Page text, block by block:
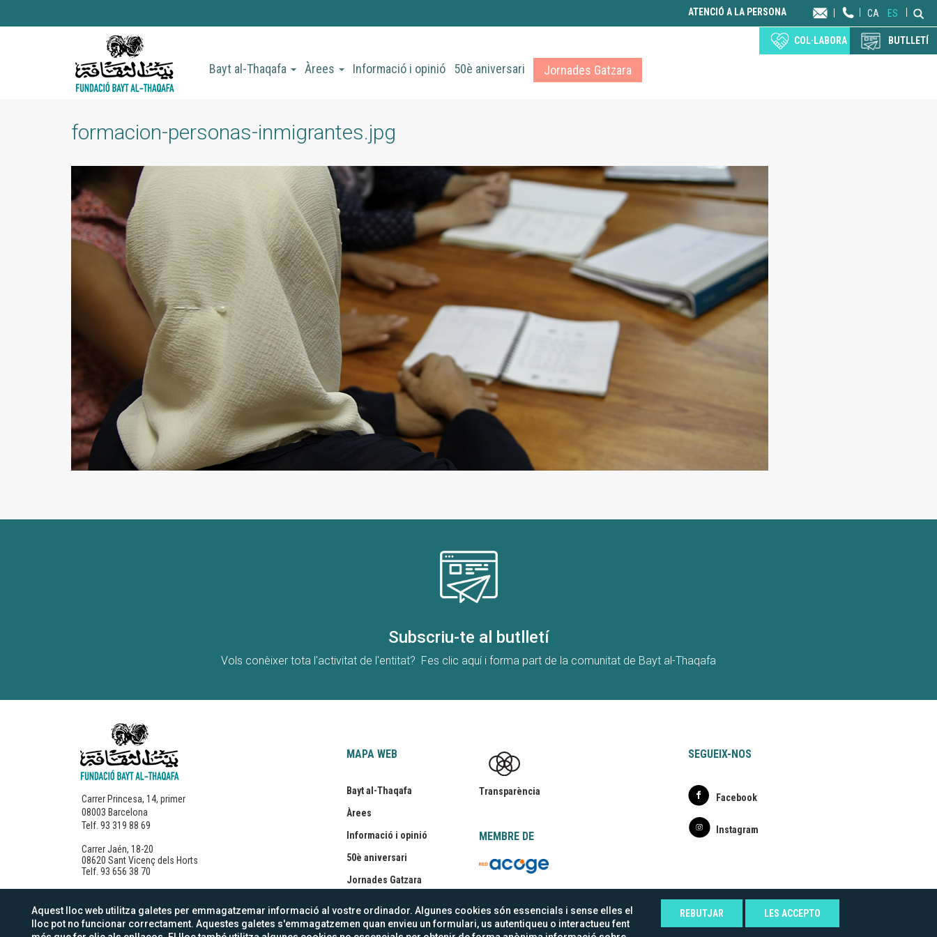
ATENCIÓ A LA PERSONA CA ES
COL·LABORA BUTLLETÍ
Bayt al-Thaqafa Àrees Informació i opinió 50è aniversari Jornades Gatzara
formacion-personas-inmigrantes.jpg
Subscriu-te al butlletí
Vols conèixer tota l'activitat de l'entitat? Fes clic aquí i forma part de la comunitat de Bayt al-Thaqafa
Carrer Princesa, 14, primer
08003 Barcelona
Telf. 93 319 88 69
Carrer Jaén, 18-20
08620 Sant Vicenç dels Horts
Telf. 93 656 38 70
MAPA WEB
Bayt al-Thaqafa
Àrees
Informació i opinió
50è aniversari
Jornades Gatzara
Transparència
MEMBRE DE
logo_redacoge_transparente.png
SEGUEIX-NOS
Facebook
Instagram
Avís legal Política de cookies Política de privacitat Intranet Canal de denúncies
Aquest lloc web utilitza galetes per emmagatzemar informació al vostre ordinador. Algunes cookies són essencials i sense elles el
lloc pot no funcionar correctament. Aquestes galetes s'emmagatzemen quan envieu un formulari, us autentiqueu o interactueu fent
REBUTJAR LES ACCEPTO